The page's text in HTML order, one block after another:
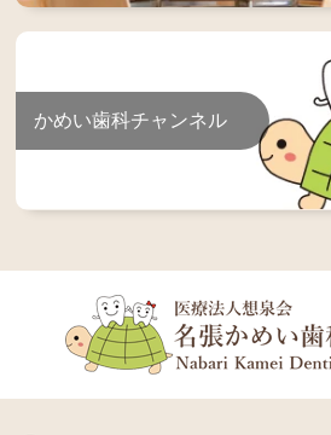
かめい歯科チャンネル